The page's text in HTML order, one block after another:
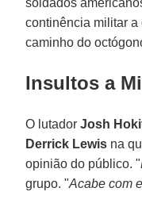
continência militar a
caminho do
Insultos a
O lutadorJosh
Derrick Lewis na
opinião do público. "
grupo. "Acabe com